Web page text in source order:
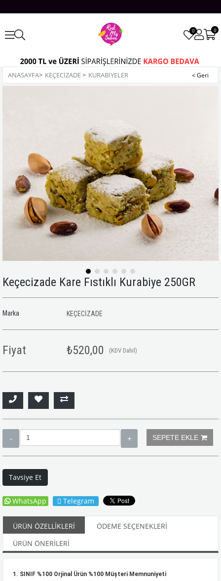
0
0
ANASAYFA> KEÇECİZADE> KURABİYELER
Keçecizade Kare Fıstıklı Kurabiye 250GR
Marka KEÇECİZADE
Fiyat ₺520,00 (KDV Dahil)
Tavsiye Et
WhatsApp Telegram
ÜRÜN ÖZELLIKLERI
ÖDEME SEÇENEKLERI
ÜRÜN ÖNERILERI
1. SINIF %100 Orjinal Ürün %100 Müşteri Memnuniyeti